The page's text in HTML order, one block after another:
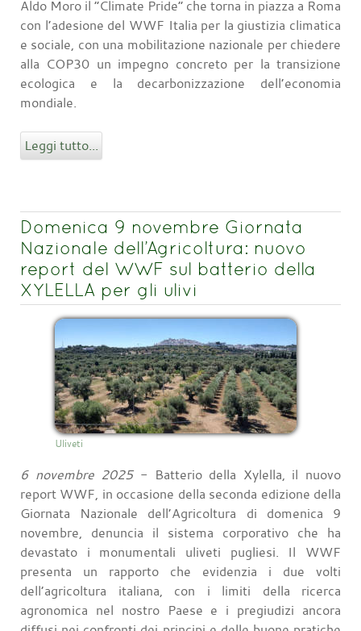
Aldo Moro il “Climate Pride” che torna in piazza a Roma
con l’adesione del WWF Italia per la giustizia climatica
e sociale, con una mobilitazione nazionale per chiedere
alla COP30 un impegno concreto per la transizione
ecologica e la decarbonizzazione dell’economia
mondiale.
Leggi tutto...
Domenica 9 novembre Giornata
Nazionale dell’Agricoltura: nuovo
report del WWF sul batterio della
XYLELLA per gli ulivi
Uliveti
6 novembre 2025- Batterio della Xylella, il nuovo
report WWF, in occasione della seconda edizione della
Giornata Nazionale dell’Agricoltura di domenica 9
novembre, denuncia il sistema corporativo che ha
devastato i monumentali uliveti pugliesi. Il WWF
presenta un rapporto che evidenzia i due volti
dell’agricoltura italiana, con i limiti della ricerca
agronomica nel nostro Paese e i pregiudizi ancora